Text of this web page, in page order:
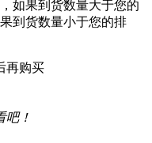
如果到货数量大于您的
到货数量小于您的排
再购买
吧！